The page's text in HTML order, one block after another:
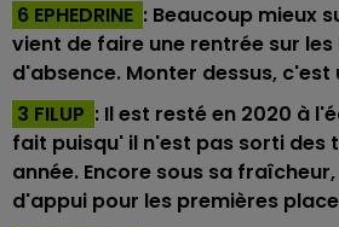
6 EPHEDRINE : Beaucoup mieux
vient de faire une rentrée sur
d'absence. Monter dessus, c'est
3 FILUP : Il est resté en 2020 à
fait puisqu' il n'est pas sorti des
année. Encore sous sa
d'appui pour les premières